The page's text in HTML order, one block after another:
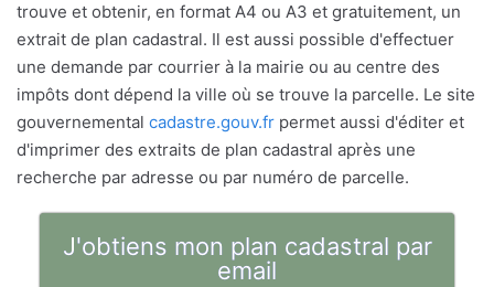
trouve et obtenir, en format A4 ou A3 et gratuitement, un
extrait de plan cadastral. Il est aussi possible d'effectuer
une demande par courrier à la mairie ou au centre des
impôts dont dépend la ville où se trouve la parcelle. Le site
gouvernemental cadastre.gouv.fr permet aussi d'éditer et
d'imprimer des extraits de plan cadastral après une
recherche par adresse ou par numéro de parcelle.
J'obtiens mon plan cadastral par
email